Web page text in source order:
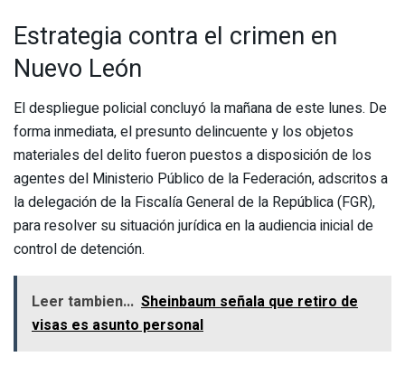
Estrategia contra el crimen en
Nuevo León
El despliegue policial concluyó la mañana de este lunes. De
forma inmediata, el presunto delincuente y los objetos
materiales del delito fueron puestos a disposición de los
agentes del Ministerio Público de la Federación, adscritos a
la delegación de la Fiscalía General de la República (FGR),
para resolver su situación jurídica en la audiencia inicial de
control de detención.
Leer tambien... Sheinbaum señala que retiro de
visas es asunto personal